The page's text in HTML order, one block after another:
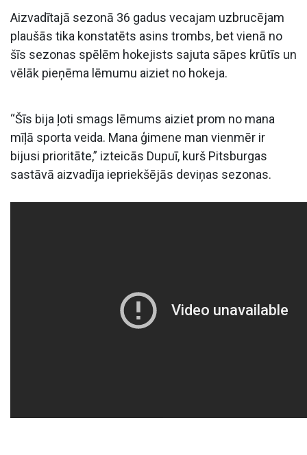
Aizvadītajā sezonā 36 gadus vecajam uzbrucējam
plaušās tika konstatēts asins trombs, bet vienā no
šīs sezonas spēlēm hokejists sajuta sāpes krūtīs un
vēlāk pieņēma lēmumu aiziet no hokeja.
“Šīs bija ļoti smags lēmums aiziet prom no mana
mīļā sporta veida. Mana ģimene man vienmēr ir
bijusi prioritāte,” izteicās Dupuī, kurš Pitsburgas
sastāvā aizvadīja iepriekšējās deviņas sezonas.